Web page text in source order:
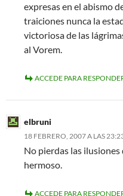
expresas en el abismo
traiciones nunca la
victoriosa de las
al Vorem.
ACCEDE PARA
elbruni
18 FEBRERO, 2007 A LAS
No pierdas las ilusiones
hermoso.
ACCEDE PARA